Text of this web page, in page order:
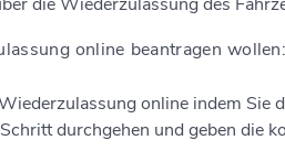
online beantragen
online indem Sie
durchgehen und geben die